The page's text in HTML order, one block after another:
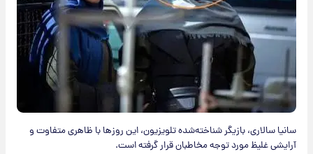
سانیا سالاری، بازیگر شناخته‌شده تلویزیون، این روزها با ظاهری متفاوت و
آرایشی غلیظ مورد توجه مخاطبان قرار گرفته است.